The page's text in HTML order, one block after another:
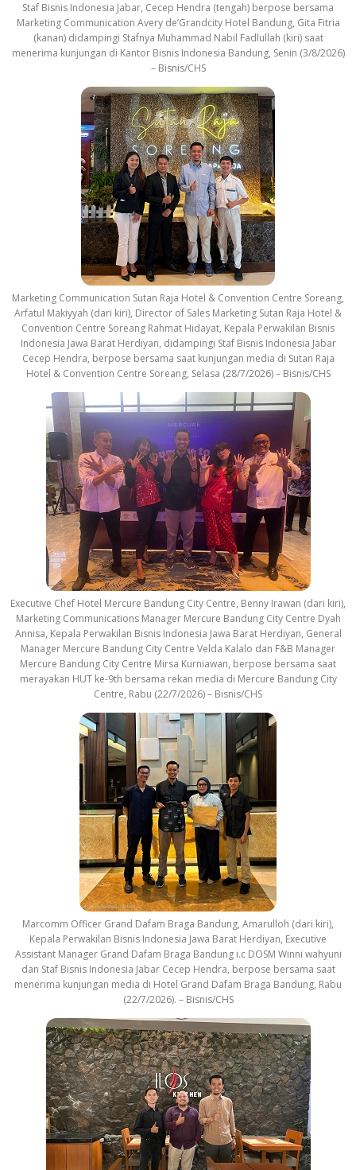
Staf Bisnis Indonesia Jabar, Cecep Hendra (tengah) berpose bersama
Marketing Communication Avery de’Grandcity Hotel Bandung, Gita Fitria
(kanan) didampingi Stafnya Muhammad Nabil Fadlullah (kiri) saat
menerima kunjungan di Kantor Bisnis Indonesia Bandung, Senin (3/8/2026)
– Bisnis/CHS
Marketing Communication Sutan Raja Hotel & Convention Centre Soreang,
Arfatul Makiyyah (dari kiri), Director of Sales Marketing Sutan Raja Hotel &
Convention Centre Soreang Rahmat Hidayat, Kepala Perwakilan Bisnis
Indonesia Jawa Barat Herdiyan, didampingi Staf Bisnis Indonesia Jabar
Cecep Hendra, berpose bersama saat kunjungan media di Sutan Raja
Hotel & Convention Centre Soreang, Selasa (28/7/2026) – Bisnis/CHS
Executive Chef Hotel Mercure Bandung City Centre, Benny Irawan (dari kiri),
Marketing Communications Manager Mercure Bandung City Centre Dyah
Annisa, Kepala Perwakilan Bisnis Indonesia Jawa Barat Herdiyan, General
Manager Mercure Bandung City Centre Velda Kalalo dan F&B Manager
Mercure Bandung City Centre Mirsa Kurniawan, berpose bersama saat
merayakan HUT ke-9th bersama rekan media di Mercure Bandung City
Centre, Rabu (22/7/2026) – Bisnis/CHS
Marcomm Officer Grand Dafam Braga Bandung, Amarulloh (dari kiri),
Kepala Perwakilan Bisnis Indonesia Jawa Barat Herdiyan, Executive
Assistant Manager Grand Dafam Braga Bandung i.c DOSM Winni wahyuni
dan Staf Bisnis Indonesia Jabar Cecep Hendra, berpose bersama saat
menerima kunjungan media di Hotel Grand Dafam Braga Bandung, Rabu
(22/7/2026). – Bisnis/CHS